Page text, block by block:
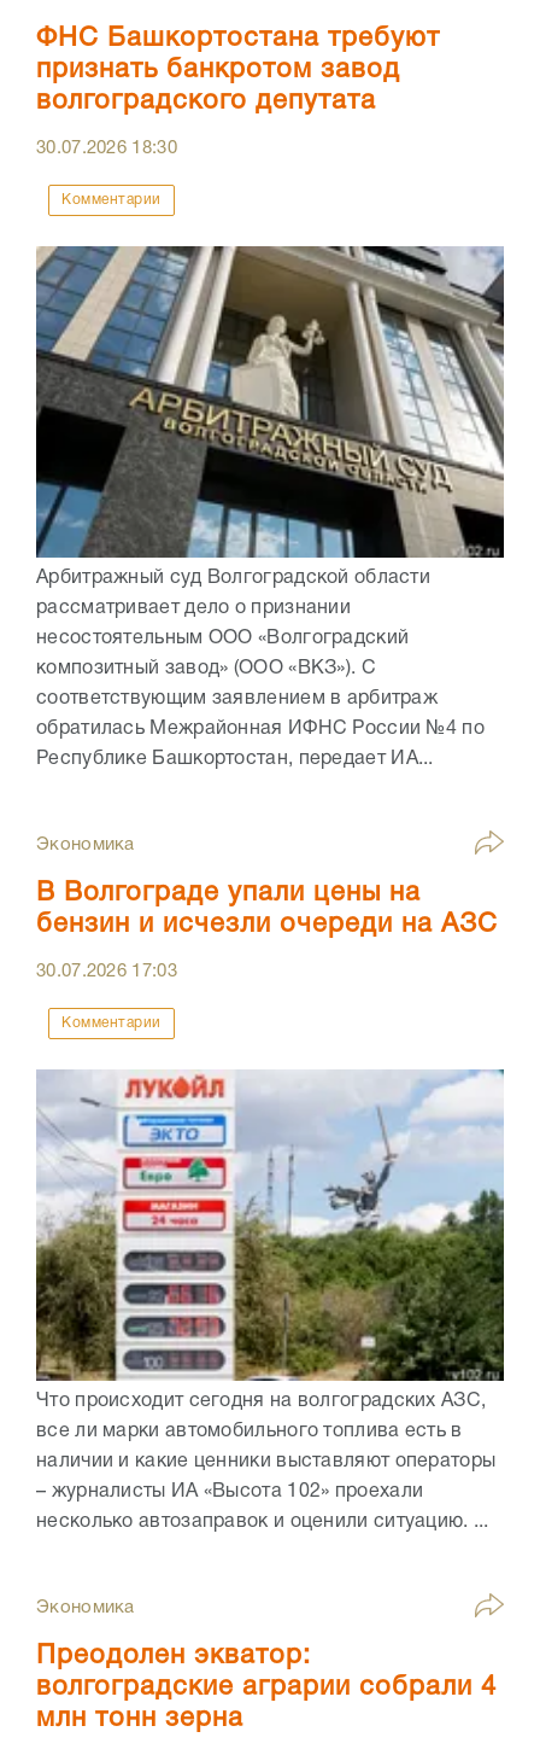
ФНС Башкортостана требуют
признать банкротом завод
волгоградского депутата
30.07.2026 18:30
Комментарии
Арбитражный суд Волгоградской области
рассматривает дело о признании
несостоятельным ООО «Волгоградский
композитный завод» (ООО «ВКЗ»). С
соответствующим заявлением в арбитраж
обратилась Межрайонная ИФНС России №4 по
Республике Башкортостан, передает ИА...
Экономика
В Волгограде упали цены на
бензин и исчезли очереди на АЗС
30.07.2026 17:03
Комментарии
Что происходит сегодня на волгоградских АЗС,
все ли марки автомобильного топлива есть в
наличии и какие ценники выставляют операторы
– журналисты ИА «Высота 102» проехали
несколько автозаправок и оценили ситуацию. ...
Экономика
Преодолен экватор:
волгоградские аграрии собрали 4
млн тонн зерна